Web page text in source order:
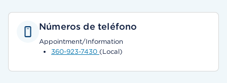
Números de teléfono
Appointment/Information
360-923-7430 (Local)